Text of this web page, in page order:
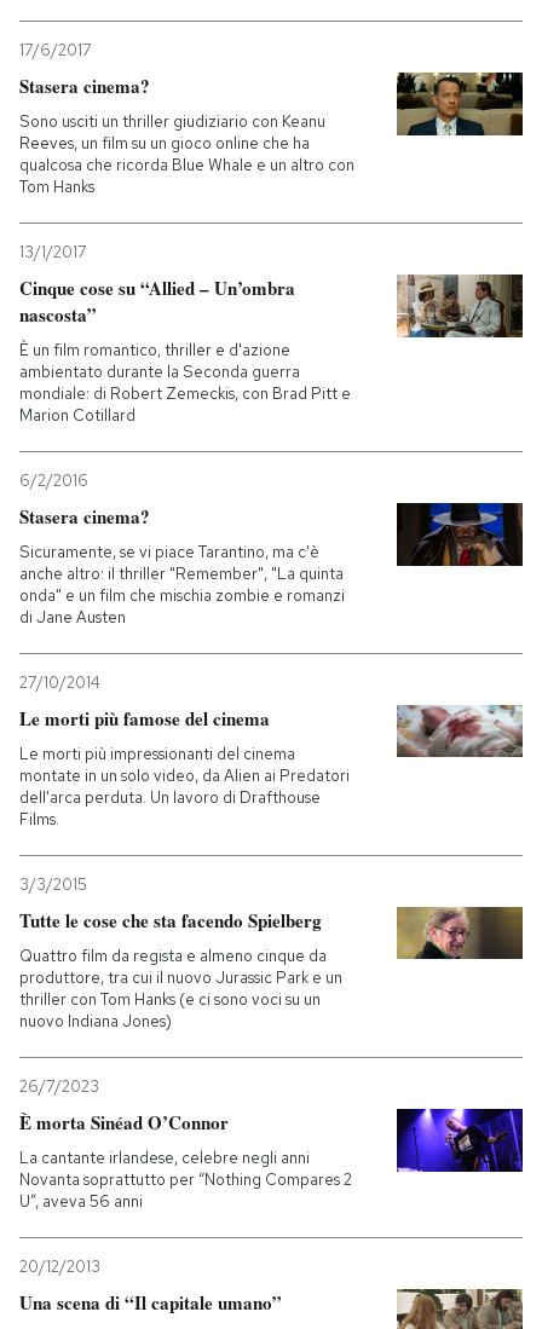
17/6/2017
Stasera cinema?
Sono usciti un thriller giudiziario con Keanu
Reeves, un film su un gioco online che ha
qualcosa che ricorda Blue Whale e un altro con
Tom Hanks
13/1/2017
Cinque cose su “Allied – Un’ombra
nascosta”
È un film romantico, thriller e d'azione
ambientato durante la Seconda guerra
mondiale: di Robert Zemeckis, con Brad Pitt e
Marion Cotillard
6/2/2016
Stasera cinema?
Sicuramente, se vi piace Tarantino, ma c'è
anche altro: il thriller "Remember", "La quinta
onda" e un film che mischia zombie e romanzi
di Jane Austen
27/10/2014
Le morti più famose del cinema
Le morti più impressionanti del cinema
montate in un solo video, da Alien ai Predatori
dell'arca perduta. Un lavoro di Drafthouse
Films.
3/3/2015
Tutte le cose che sta facendo Spielberg
Quattro film da regista e almeno cinque da
produttore, tra cui il nuovo Jurassic Park e un
thriller con Tom Hanks (e ci sono voci su un
nuovo Indiana Jones)
26/7/2023
È morta Sinéad O’Connor
La cantante irlandese, celebre negli anni
Novanta soprattutto per “Nothing Compares 2
U”, aveva 56 anni
20/12/2013
Una scena di “Il capitale umano”